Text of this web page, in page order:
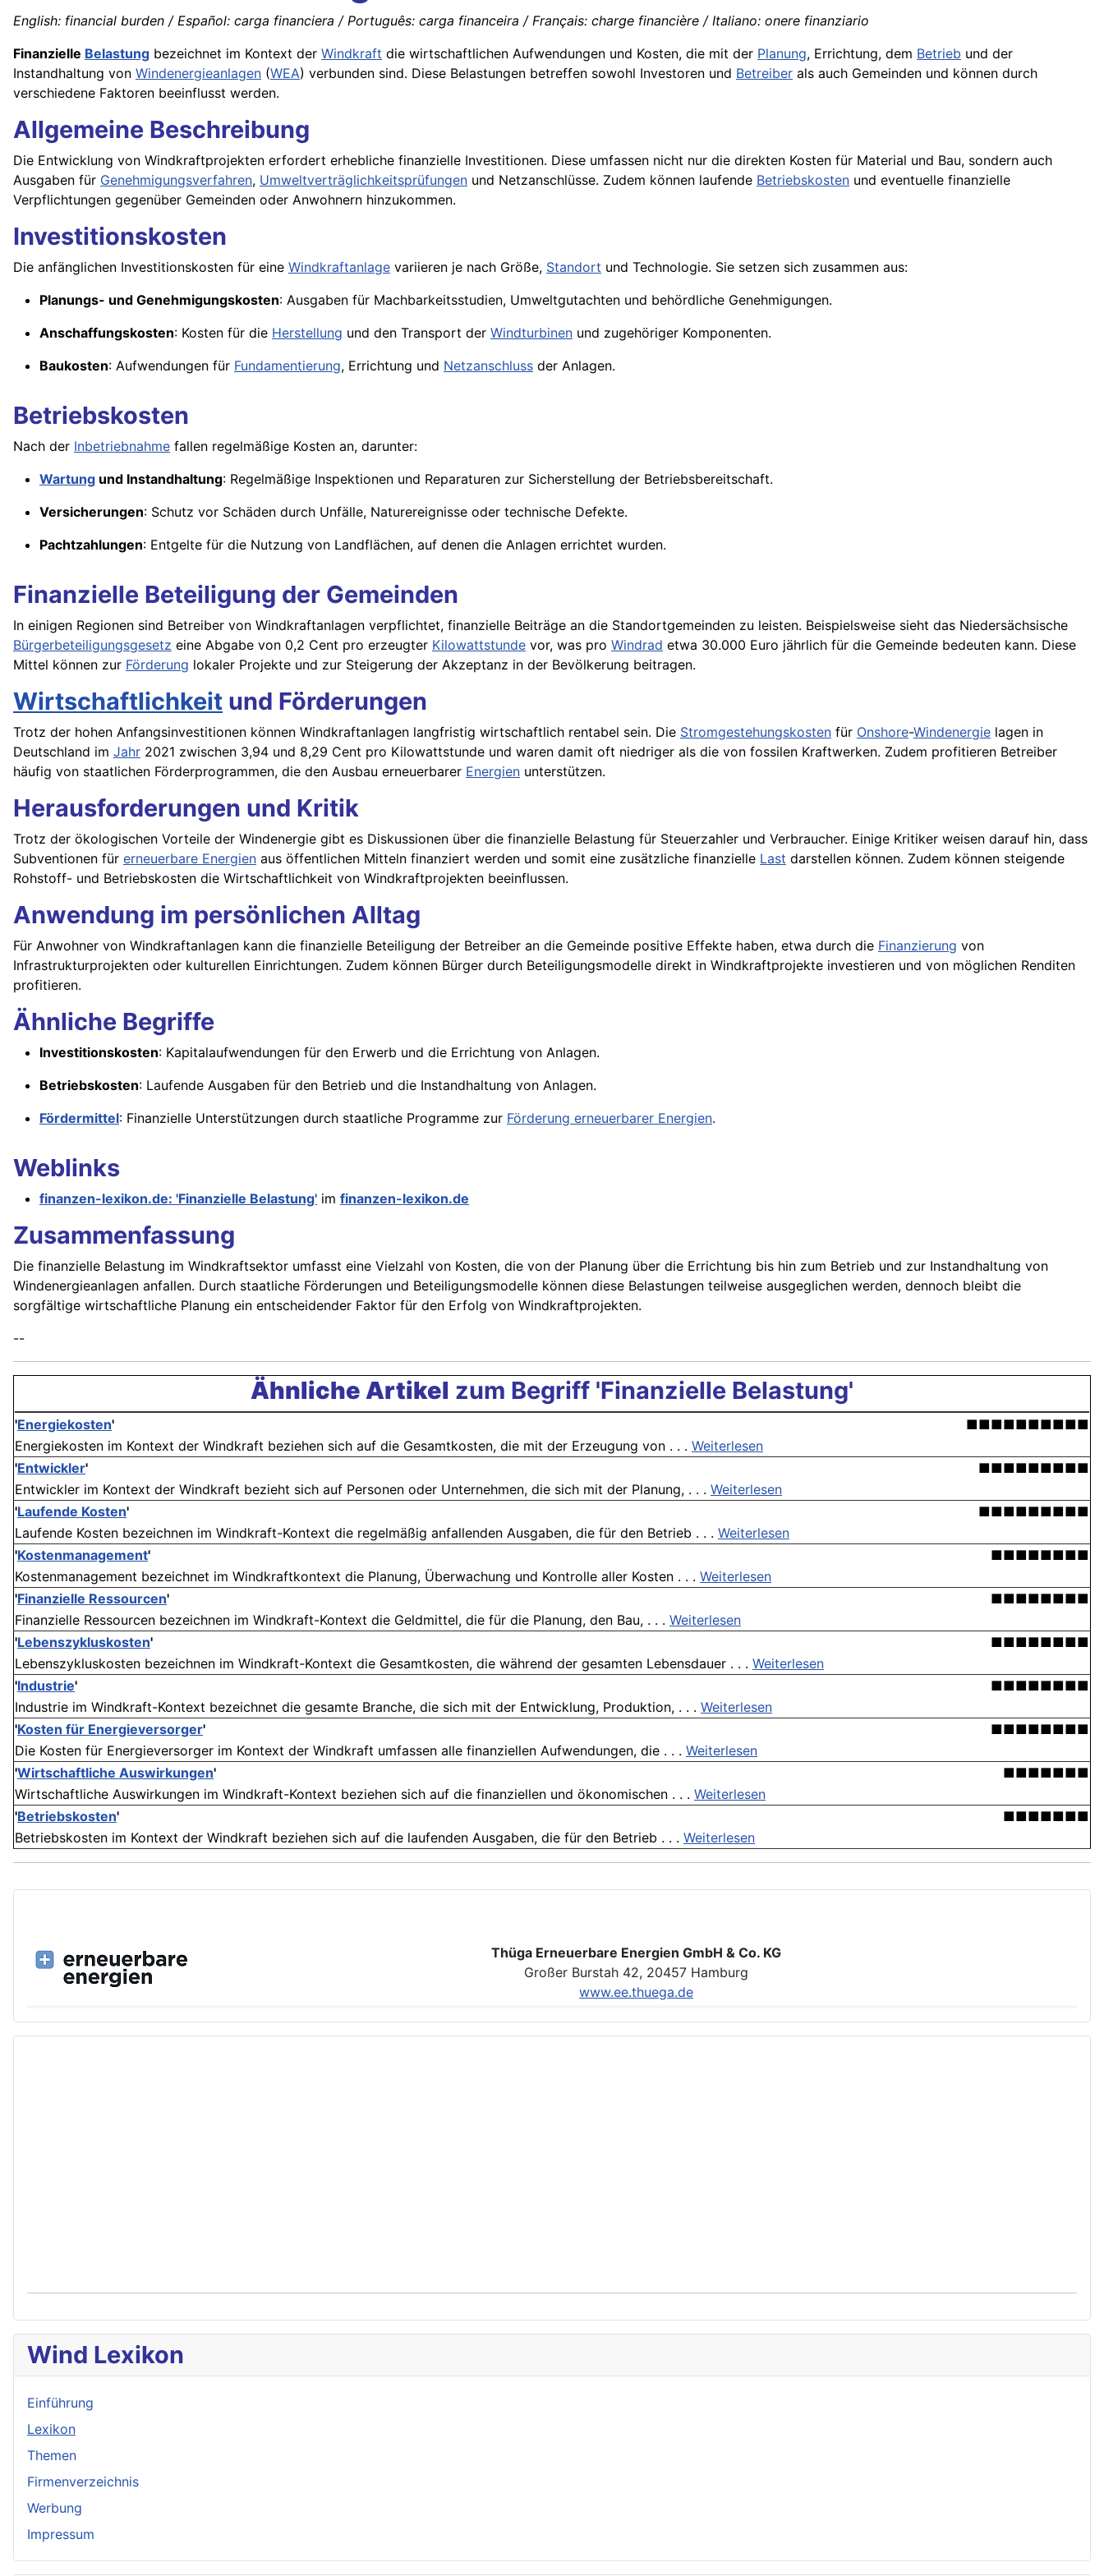
English: financial burden / Español: carga financiera / Português: carga financeira / Français: charge financière / Italiano: onere finanziario
Finanzielle Belastung bezeichnet im Kontext der Windkraft die wirtschaftlichen Aufwendungen und Kosten, die mit der Planung, Errichtung, dem Betrieb und der
Instandhaltung von Windenergieanlagen (WEA) verbunden sind. Diese Belastungen betreffen sowohl Investoren und Betreiber als auch Gemeinden und können durch
verschiedene Faktoren beeinflusst werden.
Allgemeine Beschreibung
Die Entwicklung von Windkraftprojekten erfordert erhebliche finanzielle Investitionen. Diese umfassen nicht nur die direkten Kosten für Material und Bau, sondern auch
Ausgaben für Genehmigungsverfahren, Umweltverträglichkeitsprüfungen und Netzanschlüsse. Zudem können laufende Betriebskosten und eventuelle finanzielle
Verpflichtungen gegenüber Gemeinden oder Anwohnern hinzukommen.
Investitionskosten
Die anfänglichen Investitionskosten für eine Windkraftanlage variieren je nach Größe, Standort und Technologie. Sie setzen sich zusammen aus:
Planungs- und Genehmigungskosten: Ausgaben für Machbarkeitsstudien, Umweltgutachten und behördliche Genehmigungen.
Anschaffungskosten: Kosten für die Herstellung und den Transport der Windturbinen und zugehöriger Komponenten.
Baukosten: Aufwendungen für Fundamentierung, Errichtung und Netzanschluss der Anlagen.
Betriebskosten
Nach der Inbetriebnahme fallen regelmäßige Kosten an, darunter:
Wartung und Instandhaltung: Regelmäßige Inspektionen und Reparaturen zur Sicherstellung der Betriebsbereitschaft.
Versicherungen: Schutz vor Schäden durch Unfälle, Naturereignisse oder technische Defekte.
Pachtzahlungen: Entgelte für die Nutzung von Landflächen, auf denen die Anlagen errichtet wurden.
Finanzielle Beteiligung der Gemeinden
In einigen Regionen sind Betreiber von Windkraftanlagen verpflichtet, finanzielle Beiträge an die Standortgemeinden zu leisten. Beispielsweise sieht das Niedersächsische
Bürgerbeteiligungsgesetz eine Abgabe von 0,2 Cent pro erzeugter Kilowattstunde vor, was pro Windrad etwa 30.000 Euro jährlich für die Gemeinde bedeuten kann. Diese
Mittel können zur Förderung lokaler Projekte und zur Steigerung der Akzeptanz in der Bevölkerung beitragen.
Wirtschaftlichkeit und Förderungen
Trotz der hohen Anfangsinvestitionen können Windkraftanlagen langfristig wirtschaftlich rentabel sein. Die Stromgestehungskosten für Onshore-Windenergie lagen in
Deutschland im Jahr 2021 zwischen 3,94 und 8,29 Cent pro Kilowattstunde und waren damit oft niedriger als die von fossilen Kraftwerken. Zudem profitieren Betreiber
häufig von staatlichen Förderprogrammen, die den Ausbau erneuerbarer Energien unterstützen.
Herausforderungen und Kritik
Trotz der ökologischen Vorteile der Windenergie gibt es Diskussionen über die finanzielle Belastung für Steuerzahler und Verbraucher. Einige Kritiker weisen darauf hin, dass
Subventionen für erneuerbare Energien aus öffentlichen Mitteln finanziert werden und somit eine zusätzliche finanzielle Last darstellen können. Zudem können steigende
Rohstoff- und Betriebskosten die Wirtschaftlichkeit von Windkraftprojekten beeinflussen.
Anwendung im persönlichen Alltag
Für Anwohner von Windkraftanlagen kann die finanzielle Beteiligung der Betreiber an die Gemeinde positive Effekte haben, etwa durch die Finanzierung von
Infrastrukturprojekten oder kulturellen Einrichtungen. Zudem können Bürger durch Beteiligungsmodelle direkt in Windkraftprojekte investieren und von möglichen Renditen
profitieren.
Ähnliche Begriffe
Investitionskosten: Kapitalaufwendungen für den Erwerb und die Errichtung von Anlagen.
Betriebskosten: Laufende Ausgaben für den Betrieb und die Instandhaltung von Anlagen.
Fördermittel: Finanzielle Unterstützungen durch staatliche Programme zur Förderung erneuerbarer Energien.
Weblinks
finanzen-lexikon.de: 'Finanzielle Belastung' im finanzen-lexikon.de
Zusammenfassung
Die finanzielle Belastung im Windkraftsektor umfasst eine Vielzahl von Kosten, die von der Planung über die Errichtung bis hin zum Betrieb und zur Instandhaltung von
Windenergieanlagen anfallen. Durch staatliche Förderungen und Beteiligungsmodelle können diese Belastungen teilweise ausgeglichen werden, dennoch bleibt die
sorgfältige wirtschaftliche Planung ein entscheidender Faktor für den Erfolg von Windkraftprojekten.
--
Ähnliche Artikel zum Begriff 'Finanzielle Belastung'
'Energiekosten'
■■■■■■■■■■
Energiekosten im Kontext der Windkraft beziehen sich auf die Gesamtkosten, die mit der Erzeugung von . . . Weiterlesen
'Entwickler'
■■■■■■■■■
Entwickler im Kontext der Windkraft bezieht sich auf Personen oder Unternehmen, die sich mit der Planung, . . . Weiterlesen
'Laufende Kosten'
■■■■■■■■■
Laufende Kosten bezeichnen im Windkraft-Kontext die regelmäßig anfallenden Ausgaben, die für den Betrieb . . . Weiterlesen
'Kostenmanagement'
■■■■■■■■
Kostenmanagement bezeichnet im Windkraftkontext die Planung, Überwachung und Kontrolle aller Kosten . . . Weiterlesen
'Finanzielle Ressourcen'
■■■■■■■■
Finanzielle Ressourcen bezeichnen im Windkraft-Kontext die Geldmittel, die für die Planung, den Bau, . . . Weiterlesen
'Lebenszykluskosten'
■■■■■■■■
Lebenszykluskosten bezeichnen im Windkraft-Kontext die Gesamtkosten, die während der gesamten Lebensdauer . . . Weiterlesen
'Industrie'
■■■■■■■■
Industrie im Windkraft-Kontext bezeichnet die gesamte Branche, die sich mit der Entwicklung, Produktion, . . . Weiterlesen
'Kosten für Energieversorger'
■■■■■■■■
Die Kosten für Energieversorger im Kontext der Windkraft umfassen alle finanziellen Aufwendungen, die . . . Weiterlesen
'Wirtschaftliche Auswirkungen'
■■■■■■■
Wirtschaftliche Auswirkungen im Windkraft-Kontext beziehen sich auf die finanziellen und ökonomischen . . . Weiterlesen
'Betriebskosten'
■■■■■■■
Betriebskosten im Kontext der Windkraft beziehen sich auf die laufenden Ausgaben, die für den Betrieb . . . Weiterlesen
Thüga Erneuerbare Energien GmbH & Co. KG
Großer Burstah 42, 20457 Hamburg
www.ee.thuega.de
Wind Lexikon
Einführung
Lexikon
Themen
Firmenverzeichnis
Werbung
Impressum